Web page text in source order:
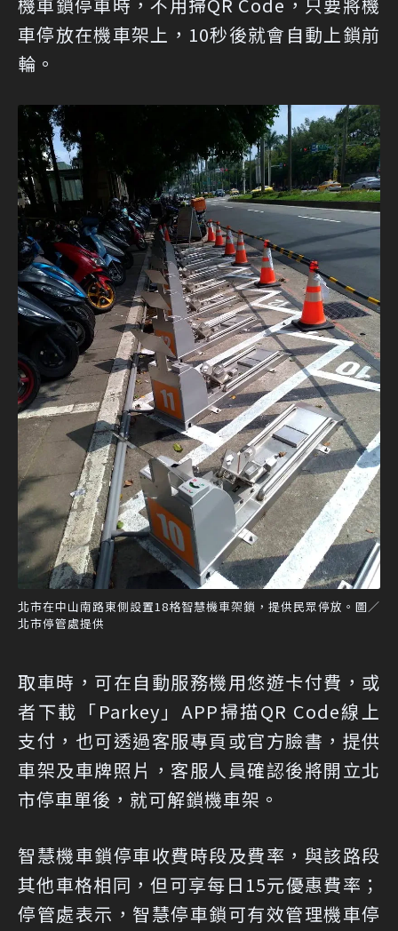
車停放在機車架上，10秒後就會自動上鎖前
輪。
北市在中山南路東側設置18格智慧機車架鎖，提供民眾停放。圖／
北市停管處提供
取車時，可在自動服務機用悠遊卡付費，或
者下載「Parkey」APP掃描QR Code線上
支付，也可透過客服專頁或官方臉書，提供
車架及車牌照片，客服人員確認後將開立北
市停車單後，就可解鎖機車架。
智慧機車鎖停車收費時段及費率，與該路段
其他車格相同，但可享每日15元優惠費率；
停管處表示，智慧停車鎖可有效管理機車停